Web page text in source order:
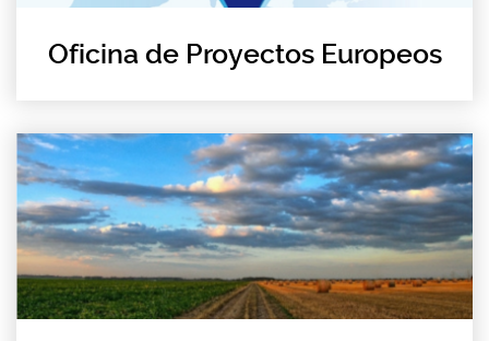
Oficina de Proyectos Europeos